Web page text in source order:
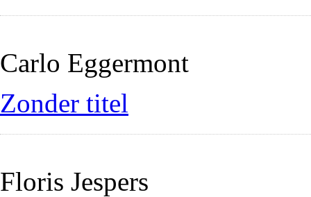
Carlo Eggermont
Zonder titel
Floris Jespers